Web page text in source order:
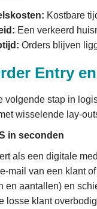
Kostbare
Een verkeerd
Orders blijven
Entry
volgende stap in
wisselende lay-
in seconden
als een digitale
mail van een klant
en aantallen) en
losse klant